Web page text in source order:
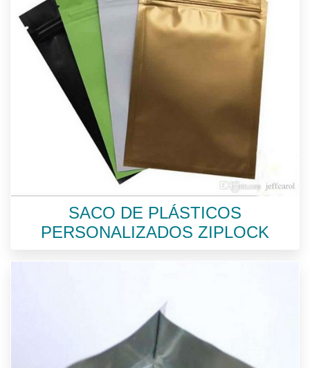
SACO DE PLÁSTICOS
PERSONALIZADOS ZIPLOCK